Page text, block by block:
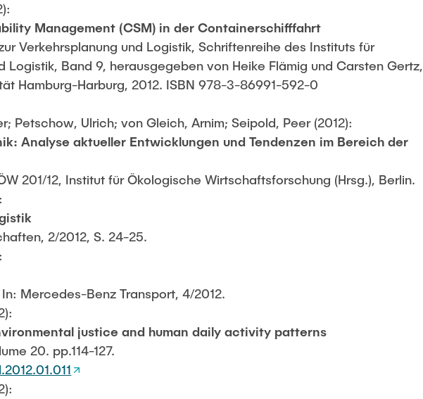
Management (CSM) in der Containerschifffahrt
Verkehrsplanung und Logistik, Schriftenreihe des Instituts für
Logistik, Band 9, herausgegeben von Heike Flämig und Carsten Gertz,
Hamburg-Harburg, 2012. ISBN 978-3-86991-592-0
Petschow, Ulrich; von Gleich, Arnim; Seipold, Peer (2012):
Analyse aktueller Entwicklungen und Tendenzen im Bereich der
201/12, Institut für Ökologische Wirtschaftsforschung (Hrsg.), Berlin.
2/2012, S. 24-25.
Mercedes-Benz Transport, 4/2012.
justice and human daily activity patterns
20. pp.114-127.